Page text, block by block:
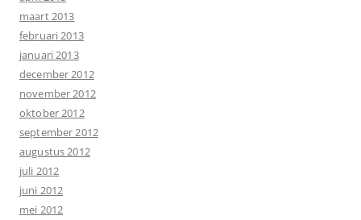
maart 2013
februari 2013
januari 2013
december 2012
november 2012
oktober 2012
september 2012
augustus 2012
juli 2012
juni 2012
mei 2012